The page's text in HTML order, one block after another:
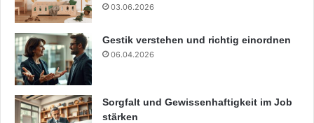
03.06.2026
Gestik verstehen und richtig einordnen
06.04.2026
Sorgfalt und Gewissenhaftigkeit im Job
stärken